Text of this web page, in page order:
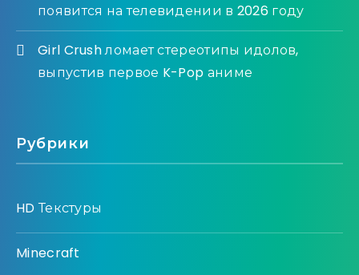
появится на телевидении в 2026 году
Girl Crush ломает стереотипы идолов,
выпустив первое K-Pop аниме
Рубрики
HD Текстуры
Minecraft